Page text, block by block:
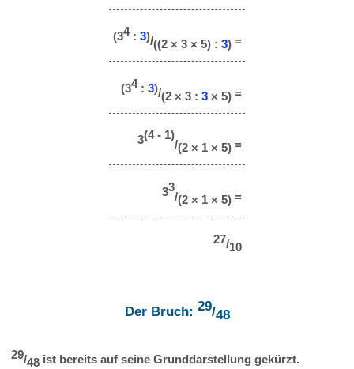
(34: 3)/((2 × 3 × 5) : 3)=
(34: 3)/(2 × 3 : 3× 5)=
3(4 - 1)
/(2 × 1 × 5)=
33
/(2 × 1 × 5)=
27/10
Der Bruch: 29/48
29/48ist bereits auf seine Grunddarstellung gekürzt.